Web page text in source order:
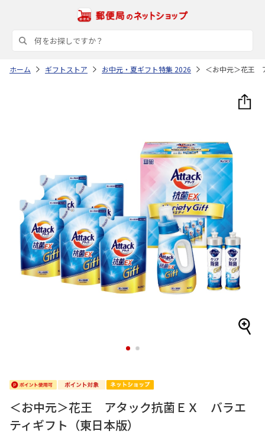
ホーム ギフトストア お中元・夏ギフト特集 2026 ＜お中元＞花王
1 2
＜お中元＞花王 アタック抗菌ＥＸ バラエ
ティギフト（東日本版）